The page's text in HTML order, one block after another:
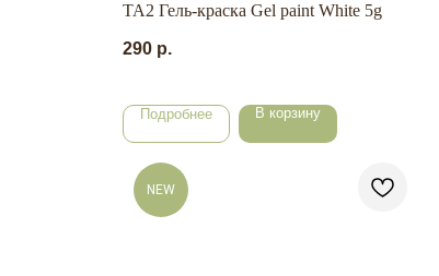
TA2 Гель-краска Gel paint White 5g
290 р.
Подробнее В корзину
NEW